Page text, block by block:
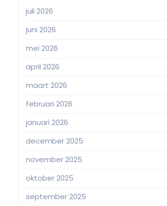
juli 2026
juni 2026
mei 2026
april 2026
maart 2026
februari 2026
januari 2026
december 2025
november 2025
oktober 2025
september 2025